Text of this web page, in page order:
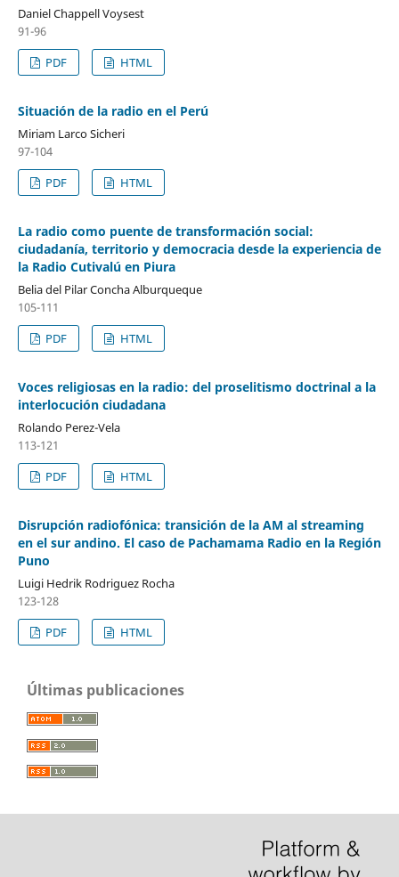
Daniel Chappell Voysest
91-96
PDF
HTML
Situación de la radio en el Perú
Miriam Larco Sicheri
97-104
PDF
HTML
La radio como puente de transformación social:
ciudadanía, territorio y democracia desde la experiencia de
la Radio Cutivalú en Piura
Belia del Pilar Concha Alburqueque
105-111
PDF
HTML
Voces religiosas en la radio: del proselitismo doctrinal a la
interlocución ciudadana
Rolando Perez-Vela
113-121
PDF
HTML
Disrupción radiofónica: transición de la AM al streaming
en el sur andino. El caso de Pachamama Radio en la Región
Puno
Luigi Hedrik Rodriguez Rocha
123-128
PDF
HTML
Últimas publicaciones